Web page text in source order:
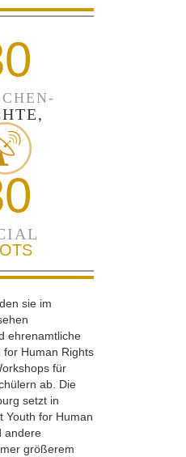
sie im
ehrenamtliche
for Human Rights
für
ab. Die
setzt in
Youth for Human
andere
größerem